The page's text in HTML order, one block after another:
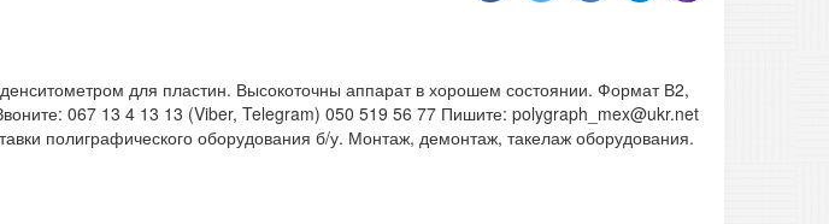
для пластин. Высокоточны аппарат в хорошем состоянии. Формат В2,
067 13 4 13 13 (Viber, Telegram) 050 519 56 77 Пишите: polygraph_mex@ukr.net
полиграфического оборудования б/у. Монтаж, демонтаж, такелаж оборудования.